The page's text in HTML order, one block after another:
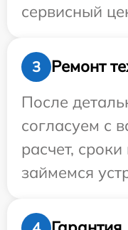
сервисный
3
Ремонт
После
согласуем с
расчет,
займемся